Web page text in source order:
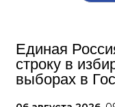
Единая
строку в
выборах в